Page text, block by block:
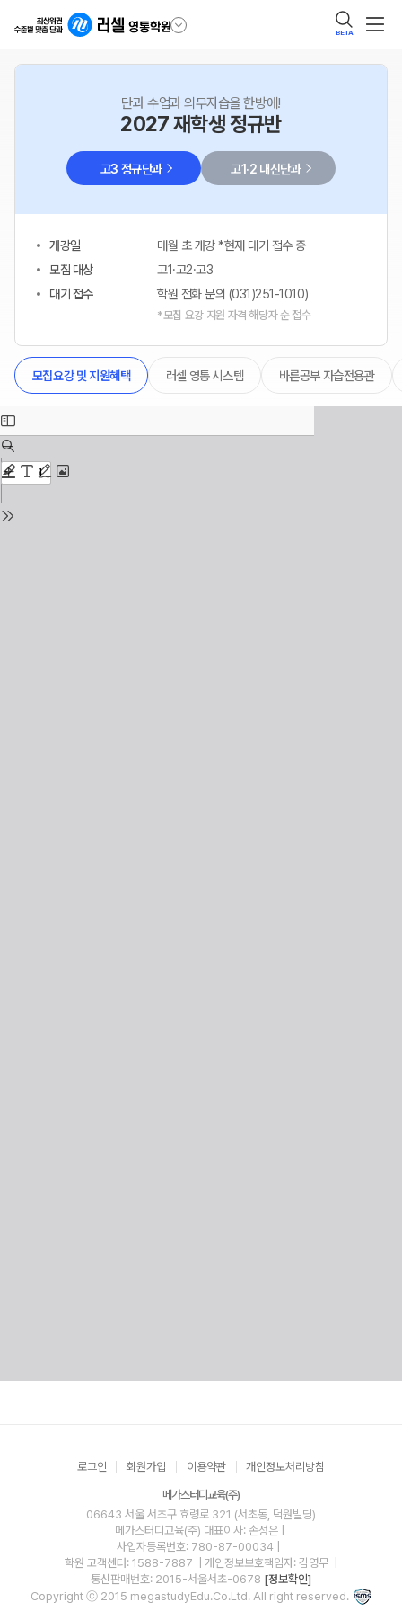
BETA
단과 수업과 의무자습을 한방에!
2027 재학생 정규반
고3 정규단과 고1·2 내신단과
개강일
매월 초 개강 *현재 대기 접수 중
모집 대상
고1·고2·고3
대기 접수
학원 전화 문의 (031)251-1010)
*모집 요강 지원 자격 해당자 순 접수
모집요강 및 지원혜택 러셀 영통 시스템 바른공부 자습전용관
로그인 회원가입 이용약관 개인정보처리방침
메가스터디교육(주)
06643 서울 서초구 효령로 321 (서초동, 덕원빌딩)
메가스터디교육(주) 대표이사: 손성은 |
사업자등록번호: 780-87-00034
학원 고객센터: 1588-7887
| 개인정보보호책임자: 김영무
통신판매번호: 2015-서울서초-0678 [정보확인]
Copyright ⓒ 2015 megastudyEdu.Co.Ltd. All right reserved.